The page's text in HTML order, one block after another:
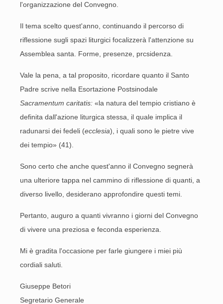
l'organizzazione del Convegno.
Il tema scelto quest'anno, continuando il percorso di
riflessione sugli spazi liturgici focalizzerà l'attenzione su
Assemblea santa. Forme, presenze, prcsidenza.
Vale la pena, a tal proposito, ricordare quanto il Santo
Padre scrive nella Esortazione Postsinodale
Sacramentum caritatis: «la natura del tempio cristiano è
definita dall'azione liturgica stessa, il quale implica il
radunarsi dei fedeli (ecclesia), i quali sono le pietre vive
dei tempio» (41).
Sono certo che anche quest'anno il Convegno segnerà
una ulteriore tappa nel cammino di riflessione di quanti, a
diverso livello, desiderano approfondire questi temi.
Pertanto, auguro a quanti vivranno i giorni del Convegno
di vivere una preziosa e feconda esperienza.
Mi è gradita l'occasione per farle giungere i miei più
cordiali saluti.
Giuseppe Betori
Segretario Generale